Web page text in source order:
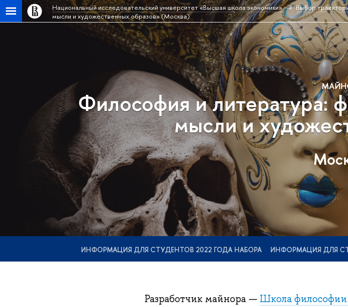
Национальный исследовательский университет «Высшая школа экономики» Выбор
мысли и художественных образов» (Москва)
Философия и литература:
мысли и
ИНФОРМАЦИЯ ДЛЯ СТУДЕНТОВ 2022 ГОДА НАБОРА ИНФОРМАЦИЯ ДЛЯ
Разработчик майнора — Школа